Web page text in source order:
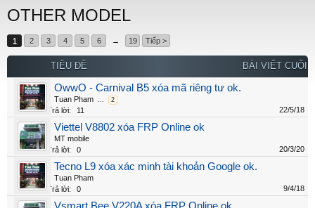
OTHER MODEL
1 2 3 4 5 6 → 19 Tiếp >
TIÊU ĐỀ BÀI VIẾT CUỐI
OwwO - Carnival B5 xóa mã riêng tư ok.
Tuan Pham ... 2
Trả lời: 11 22/5/18
Viettel V8802 xóa FRP Online ok
MT mobile
Trả lời:
0 20/3/20
Tecno L9 xóa xác minh tài khoản Google ok.
Tuan Pham
Trả lời:
0 9/4/18